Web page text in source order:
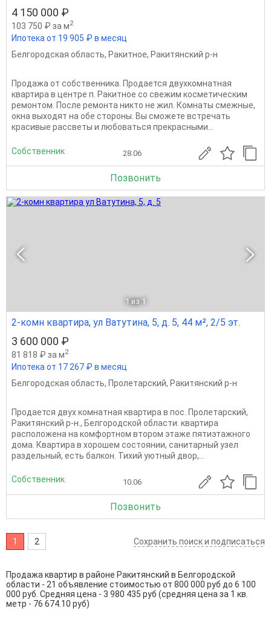
4 150 000 ₽
103 750 ₽ за м2
Ипотека от 19 905 ₽ в месяц
Белгородская область, Ракитное, Ракитянский р-н
Продажа от собственника. Продается двухкомнатная
квартира в центре п. Ракитное со свежим косметическим
ремонтом. После ремонта никто не жил. Комнаты смежные,
окна выходят на обе стороны. Вы сможете встречать
красивые рассветы и любоваться прекрасными...
Собственник 28.06
Позвонить
1 из 1
2-комн квартира, ул Ватутина, 5, д. 5, 44 м², 2/5 эт.
3 600 000 ₽
81 818 ₽ за м2
Ипотека от 17 267 ₽ в месяц
Белгородская область, Пролетарский, Ракитянский р-н
Продается двух комнатная квартира в пос. Пролетарский,
Ракитянский р-н., Белгородской области. квартира
расположена на комфортном втором этаже пятиэтажного
дома. Квартира в хорошем состоянии, санитарный узел
раздельный, есть балкон. Тихий уютный двор,...
Собственник 10.06
Позвонить
1 2 Сохранить поиск и подписаться
Продажа квартир в районе Ракитянский в Белгородской
области - 21 объявление стоимостью от 800 000 руб до 6 100
000 руб. Средняя цена - 3 980 435 руб (средняя цена за 1 кв.
метр - 76 674.10 руб)